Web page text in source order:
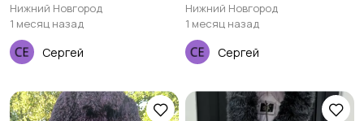
Нижний Новгород
1 месяц назад
Сергей
Нижний Новгород
1 месяц назад
Сергей